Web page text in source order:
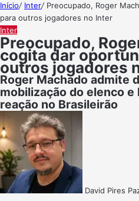
Início/ Inter/ Preocupado, Roger
para outros jogadores no Inter
Inter
Preocupado,
cogita dar
outros jogadores
Roger Machado admite
mobilização do elenco
reação no Brasileirão
David Pires